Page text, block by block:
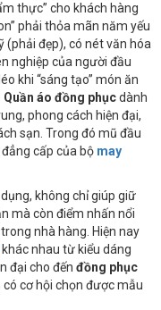
thực” cho khách hàng
phải thỏa mãn năm yếu
(phải đẹp), có nét văn hóa
nghiệp của người đầu
khi “sáng tạo” món ăn
Quần áo đồng phụcdành
phong cách hiện đại,
sạn. Trong đó mũ đầu
cấp của bộ may
không chỉ giúp giữ
mà còn điểm nhấn nổi
nhà hàng. Hiện nay
khác nhau từ kiểu dáng
đại cho đến đồng phục
cơ hội chọn được mẫu